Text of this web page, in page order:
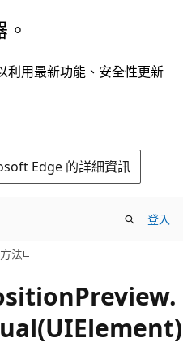
用最新功能、安全性更新
Edge 的詳細資訊
登入
方法
Preview.